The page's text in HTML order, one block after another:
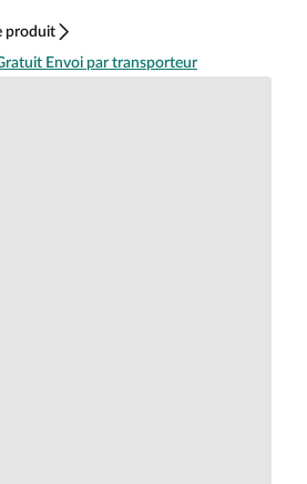
produit
Envoi par transporteur